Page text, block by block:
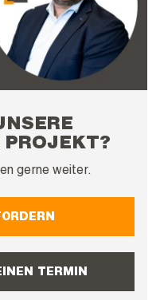
PROJEKT?
gerne weiter.
TERMIN